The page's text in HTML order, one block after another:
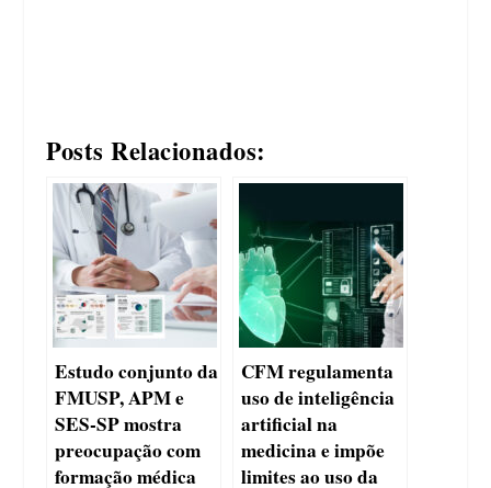
Posts Relacionados:
Estudo conjunto da
FMUSP, APM e
SES-SP mostra
preocupação com
formação médica
CFM regulamenta
uso de inteligência
artificial na
medicina e impõe
limites ao uso da